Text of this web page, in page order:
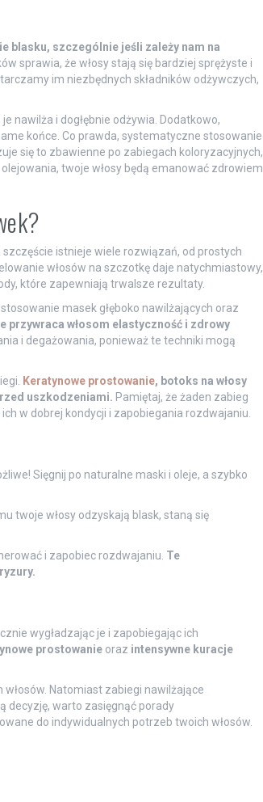
blasku, szczególnie jeśli zależy nam na
sprawia, że włosy stają się bardziej sprężyste i
im niezbędnych składników odżywczych,
nawilża i dogłębnie odżywia. Dodatkowo,
końce. Co prawda, systematyczne stosowanie
się to zbawienne po zabiegach koloryzacyjnych,
twoje włosy będą emanować zdrowiem
istnieje wiele rozwiązań, od prostych
włosów na szczotkę daje natychmiastowy,
które zapewniają trwalsze rezultaty.
masek głęboko nawilżających oraz
przywraca włosom elastyczność i zdrowy
i degażowania, ponieważ te techniki mogą
Keratynowe prostowanie, botoks na włosy
uszkodzeniami. Pamiętaj, że żaden zabieg
w dobrej kondycji i zapobiegania rozdwajaniu.
Sięgnij po naturalne maski i oleje, a szybko
twoje włosy odzyskają blask, staną się
i zapobiec rozdwajaniu. Te
wygładzając je i zapobiegając ich
prostowanieoraz intensywne kuracje
Natomiast zabiegi nawilżające
decyzję, warto zasięgnąć porady
do indywidualnych potrzeb twoich włosów.